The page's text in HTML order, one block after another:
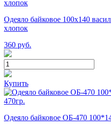
Одеяло байковое 100х140
хлопок
360 руб.
Купить
Одеяло байковое ОБ-470